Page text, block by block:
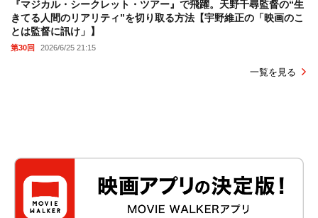
『マジカル・シークレット・ツアー』で飛躍。天野千尋監督の“生
きてる人間のリアリティ”を切り取る方法【宇野維正の「映画のこ
とは監督に訊け」】
第30回 2026/6/25 21:15
一覧を見る